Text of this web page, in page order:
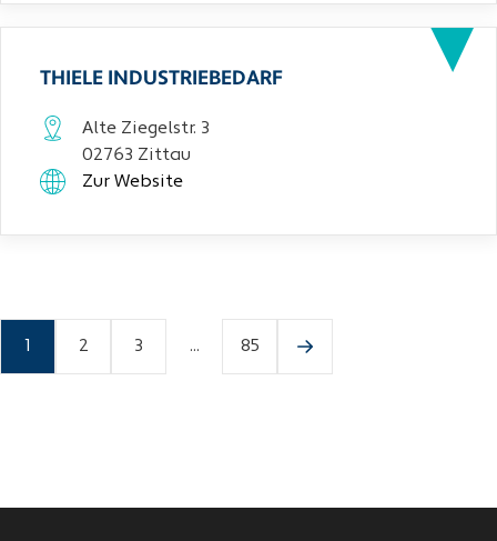
THIELE INDUSTRIEBEDARF
Alte Ziegelstr. 3
02763 Zittau
Zur Website
2 3 ... 85